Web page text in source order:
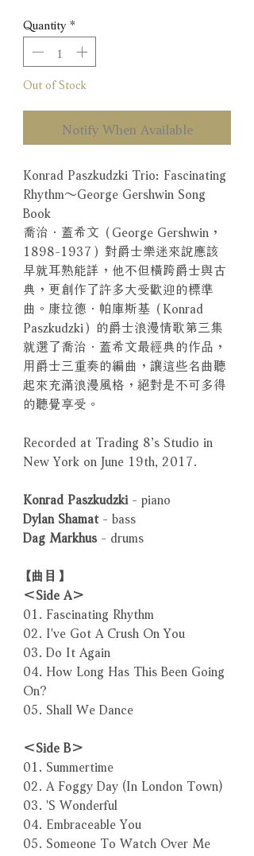
Quantity *
Out of Stock
Notify When Available
Konrad Paszkudzki Trio: Fascinating
Rhythm～George Gershwin Song
Book
喬治．蓋希文（George Gershwin，
1898-1937）對爵士樂迷來說應該
早就耳熟能詳，他不但橫跨爵士與古
典，更創作了許多大受歡迎的標準
曲。康拉德．帕庫斯基（Konrad
Paszkudzki）的爵士浪漫情歌第三集
就選了喬治．蓋希文最經典的作品，
用爵士三重奏的編曲，讓這些名曲聽
起來充滿浪漫風格，絕對是不可多得
的聽覺享受。
Recorded at Trading 8’s Studio in
New York on June 19th, 2017.
Konrad Paszkudzki - piano
Dylan Shamat- bass
Dag Markhus- drums
【曲目】
＜Side A＞
01. Fascinating Rhythm
02. I've Got A Crush On You
03. Do It Again
04. How Long Has This Been Going
On?
05. Shall We Dance
＜Side B＞
01. Summertime
02. A Foggy Day (In London Town)
03. 'S Wonderful
04. Embraceable You
05. Someone To Watch Over Me